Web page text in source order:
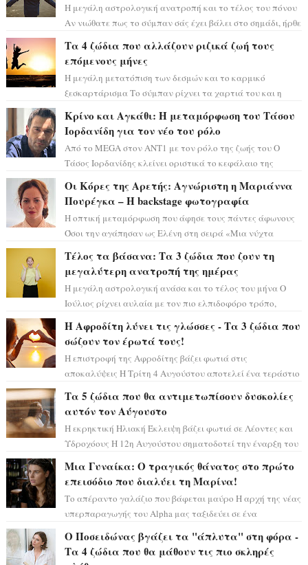
Η μεγάλη αστρολογική ανατροπή και το τέλος του πόνου
Αν νιώθατε πως το σύμπαν σάς έχει βάλει στο σημάδι, ήρθε
Τα 4 ζώδια που αλλάζουν ριζικά ζωή τους
επόμενους μήνες
Η μεγάλη μετατόπιση των δεσμών και το καρμικό
ξεσκαρτάρισμα Το σύμπαν ρίχνει τα χαρτιά του και η
Κρίνο και Αγκάθι: Η μεταμόρφωση του Τάσου
Ιορδανίδη για τον νέο του ρόλο
Από το MEGA στον ΑΝΤ1 με τον ρόλο της ζωής του Ο
Τάσος Ιορδανίδης κλείνει οριστικά το κεφάλαιο της
Οι Κόρες της Αρετής: Αγνώριστη η Μαριάννα
Πουρέγκα – H backstage φωτογραφία
Η οπτική μεταμόρφωση που άφησε τους πάντες άφωνους
Όσοι την αγάπησαν ως Ελένη στη σειρά «Μια νύχτα
Τέλος τα βάσανα: Τα 3 ζώδια που ζουν τη
μεγαλύτερη ανατροπή της ημέρας
Η μεγάλη αστρολογική ανάσα και το τέλος του μήνα Ο
Ιούλιος ρίχνει αυλαία με τον πιο ελπιδοφόρο τρόπο,
Η Αφροδίτη λύνει τις γλώσσες - Τα 3 ζώδια που
σώζουν τον έρωτά τους!
Η επιστροφή της Αφροδίτης βάζει φωτιά στις
αποκαλύψεις Η Τρίτη 4 Αυγούστου αποτελεί ένα τεράστιο
Τα 5 ζώδια που θα αντιμετωπίσουν δυσκολίες
αυτόν τον Αύγουστο
Η εκρηκτική Ηλιακή Έκλειψη βάζει φωτιά σε Λέοντες και
Υδροχόους Η 12η Αυγούστου σηματοδοτεί την έναρξη του
Μια Γυναίκα: Ο τραγικός θάνατος στο πρώτο
επεισόδιο που διαλύει τη Μαρίνα!
Το απέραντο γαλάζιο που βάφεται μαύρο Η αρχή της νέας
υπερπαραγωγής του Alpha μας ταξιδεύει σε ένα
Ο Ποσειδώνας βγάζει τα "άπλυτα" στη φόρα -
Τα 4 ζώδια που θα μάθουν τις πιο σκληρές